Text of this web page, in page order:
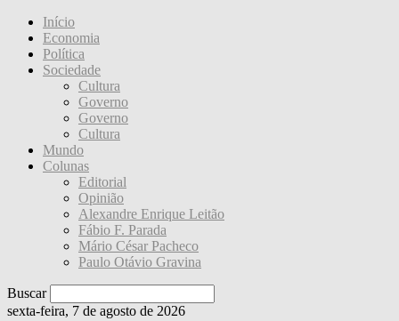
Início
Economia
Política
Sociedade
Cultura
Governo
Governo
Cultura
Mundo
Colunas
Editorial
Opinião
Alexandre Enrique Leitão
Fábio F. Parada
Mário César Pacheco
Paulo Otávio Gravina
Buscar
sexta-feira, 7 de agosto de 2026